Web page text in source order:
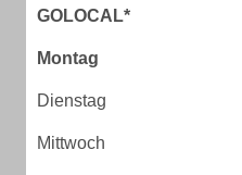
GOLOCAL*
Montag
Dienstag
Mittwoch